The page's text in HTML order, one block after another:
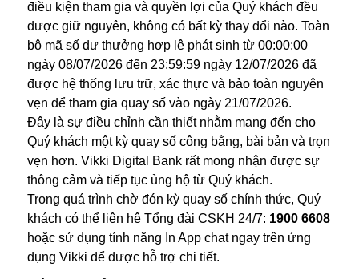
điều kiện tham gia và quyền lợi của Quý khách đều
được giữ nguyên, không có bất kỳ thay đổi nào. Toàn
bộ mã số dự thưởng hợp lệ phát sinh từ 00:00:00
ngày 08/07/2026 đến 23:59:59 ngày 12/07/2026 đã
được hệ thống lưu trữ, xác thực và bảo toàn nguyên
vẹn để tham gia quay số vào ngày 21/07/2026.
Đây là sự điều chỉnh cần thiết nhằm mang đến cho
Quý khách một kỳ quay số công bằng, bài bản và trọn
vẹn hơn. Vikki Digital Bank rất mong nhận được sự
thông cảm và tiếp tục ủng hộ từ Quý khách.
Trong quá trình chờ đón kỳ quay số chính thức, Quý
khách có thể liên hệ Tổng đài CSKH 24/7: 1900 6608
hoặc sử dụng tính năng In App chat ngay trên ứng
dụng Vikki để được hỗ trợ chi tiết.